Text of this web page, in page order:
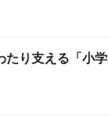
たり支える「小学